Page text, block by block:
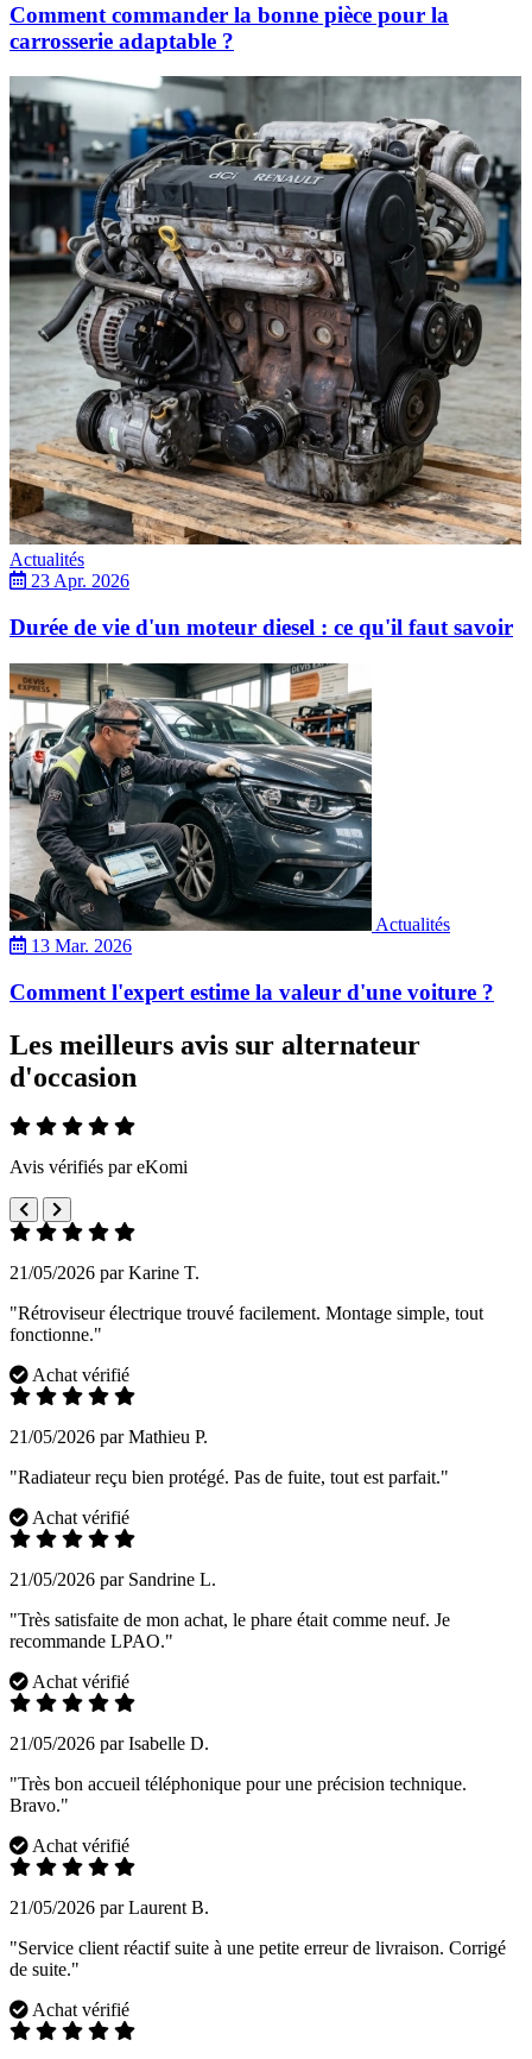
Comment commander la bonne pièce pour la
carrosserie adaptable ?
Actualités
23 Apr. 2026
Durée de vie d'un moteur diesel : ce qu'il faut savoir
Actualités
13 Mar. 2026
Comment l'expert estime la valeur d'une voiture ?
Les meilleurs avis sur alternateur
d'occasion
Avis vérifiés par eKomi
21/05/2026 par Karine T.
"Rétroviseur électrique trouvé facilement. Montage simple, tout
fonctionne."
Achat vérifié
21/05/2026 par Mathieu P.
"Radiateur reçu bien protégé. Pas de fuite, tout est parfait."
Achat vérifié
21/05/2026 par Sandrine L.
"Très satisfaite de mon achat, le phare était comme neuf. Je
recommande LPAO."
Achat vérifié
21/05/2026 par Isabelle D.
"Très bon accueil téléphonique pour une précision technique.
Bravo."
Achat vérifié
21/05/2026 par Laurent B.
"Service client réactif suite à une petite erreur de livraison. Corrigé
de suite."
Achat vérifié